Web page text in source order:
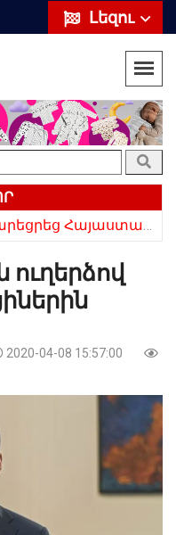
Լեզու
ուղերձով
2020-04-08 15:57:00